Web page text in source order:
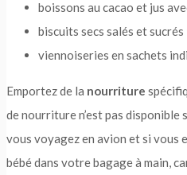
boissons au cacao et jus
biscuits secs salés et sucrés
viennoiseries en sachets
Emportez de la nourriture
de nourriture n’est pas
vous voyagez en avion et si vous
bébé dans votre bagage à main,